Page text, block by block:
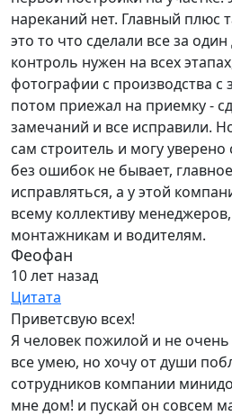
нареканий нет. Главный плюс
это то что сделали все за
контроль нужен на всех
фотографии с производства с
потом приежал на приемку -
замечаний и все исправили.
сам строитель и могу уверено
без ошибок не бывает,
исправляться, а у этой
всему коллективу
монтажникам и водителям.
Феофан
10 лет назад
Цитата
Приветсвую всех!
Я человек пожилой и не очень
все умею, но хочу от души
сотрудников компании
мне дом! и пускай он совсем